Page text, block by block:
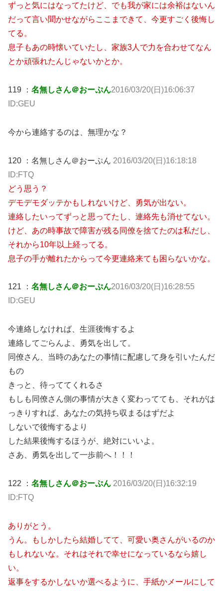
ずっと気にはなってたけど、でも我が家には余裕はないん
だって言い聞かせながらここまできて、今更すごく後悔し
てる。
息子もあの時懐いていたし、家族3人で力を合わせてなん
とか頑張れたんじゃないかとか。
119 ： 名無しさん＠おーぷん2016/03/20(日)16:06:37
ID:GEU
今から連絡するのは、無理かな？
120 ：名無しさん＠おーぷん 2016/03/20(日)16:18:18
ID:FTQ
どう思う？
デモデモダッテかもしれないけど、勇気が出ない。
連絡したいってずっと思ってたし、連絡先も消せてない。
けど、あの時事故で障害が残る同僚を捨てたのは私だし、
それから10年以上経ってる。
息子の手が離れたからって今更連絡来ても困らないかな。
121 ： 名無しさん＠おーぷん2016/03/20(日)16:28:55
ID:GEU
今連絡しなければ、生涯後悔するよ
連絡してごらんよ、勇気を出して。
同僚さん、当時のあなたの事情に配慮して身を引いたんだ
もの
きっと、待っててくれるさ
もしも同僚さん側の事情が大きく変わってても、それがは
っきりすれば、あなたの気持ち収まるはずだよ
しないで後悔するより
した結果後悔するほうが、絶対にいいよ。
さあ、勇気を出して一歩前へ！！！
122 ： 名無しさん＠おーぷん 2016/03/20(日)16:32:19
ID:FTQ
ありがとう。
うん。もしかしたら結婚してて、可愛い奥さんがいるのか
もしれないな。それはそれで幸せになっているなら嬉し
い。
返事をするかしないか選べるように、手紙かメールにして